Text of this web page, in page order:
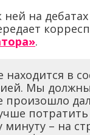
на
.
находится в
Мы
произошло
потратить
минуту – на